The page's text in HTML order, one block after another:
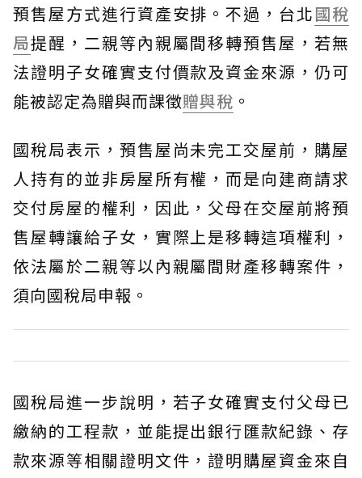
預售屋方式進行資產安排。不過，台北國稅
局提醒，二親等內親屬間移轉預售屋，若無
法證明子女確實支付價款及資金來源，仍可
能被認定為贈與而課徵贈與稅 。
國稅局表示，預售屋尚未完工交屋前，購屋
人持有的並非房屋所有權，而是向建商請求
交付房屋的權利，因此，父母在交屋前將預
售屋轉讓給子女，實際上是移轉這項權利，
依法屬於二親等以內親屬間財產移轉案件，
須向國稅局申報。
國稅局進一步說明，若子女確實支付父母已
繳納的工程款，並能提出銀行匯款紀錄、存
款來源等相關證明文件，證明購屋資金來自